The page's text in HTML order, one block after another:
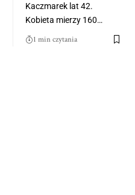
Kaczmarek lat 42.
Kobieta mierzy 160…
1 min czytania